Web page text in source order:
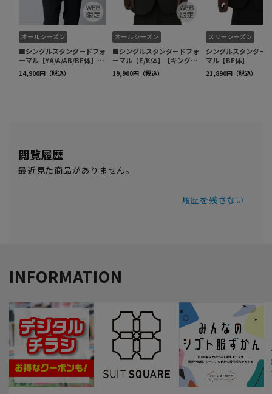
閲覧履歴
最近見た商品がありません。
履歴を残さない
INFORMATION